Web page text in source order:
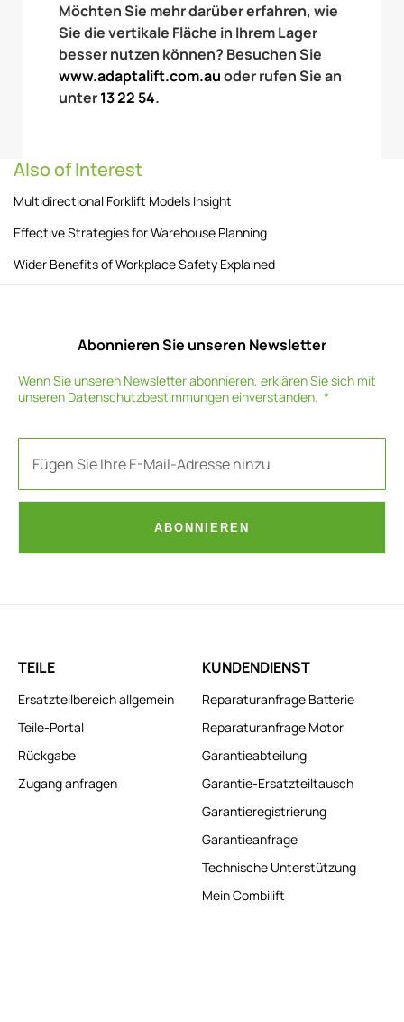
Möchten Sie mehr darüber erfahren, wie
Sie die vertikale Fläche in Ihrem Lager
besser nutzen können? Besuchen Sie
www.adaptalift.com.auoder rufen Sie an
unter13 22 54.
Also of Interest
Multidirectional Forklift Models Insight
Effective Strategies for Warehouse Planning
Wider Benefits of Workplace Safety Explained
Abonnieren Sie unseren Newsletter
Wenn Sie unseren Newsletter abonnieren, erklären Sie sich mit
unseren Datenschutzbestimmungeneinverstanden.
ABONNIEREN
TEILE
Ersatzteilbereich allgemein
Teile-Portal
Rückgabe
Zugang anfragen
KUNDENDIENST
Reparaturanfrage Batterie
Reparaturanfrage Motor
Garantieabteilung
Garantie-Ersatzteiltausch
Garantieregistrierung
Garantieanfrage
Technische Unterstützung
Mein Combilift